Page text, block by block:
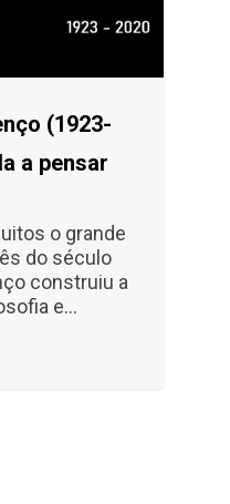
(1923-
a pensar
o grande
do século
construiu a
e...